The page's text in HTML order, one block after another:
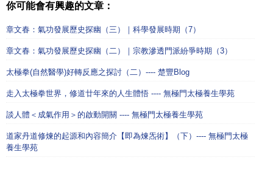
你可能會有興趣的文章：
章文春：氣功發展歷史探幽（三）｜科學發展時期（7）
章文春：氣功發展歷史探幽（二）｜宗教滲透門派紛爭時期（3）
太極拳(自然醫學)好轉反應之探討（二）---- 楚豐Blog
走入太極拳世界，修道廿年來的人生體悟 ---- 無極門太極養生學苑
談人體＜成氣作用＞的啟動開關 ---- 無極門太極養生學苑
道家丹道修煉的起源和內容簡介【即為煉炁術】（下）---- 無極門太極
養生學苑